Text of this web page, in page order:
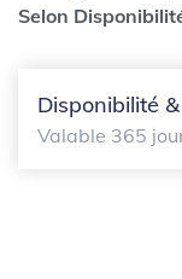
Selon
Disponibilité
Valable 365